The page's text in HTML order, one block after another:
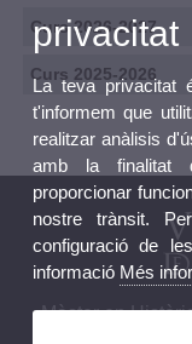
Curs 2026-2027
Curs 2025-2026
Màster en
privacitat
La teva privacitat
t'informem que
realitzar anàlisis
amb la finalitat
proporcionar
nostre trànsit.
configuració de
informació Més